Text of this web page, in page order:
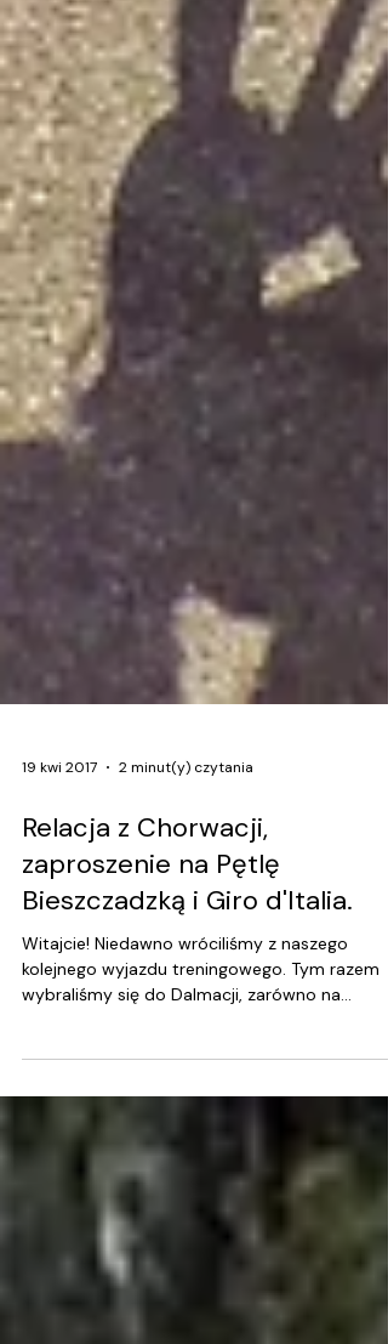
19 kwi 2017 2 minut(y) czytania
Relacja z Chorwacji,
zaproszenie na Pętlę
kolejnego wyjazdu treningowego. Tym razem
wybraliśmy się do Dalmacji, zarówno na
wybrzeżu jak i...